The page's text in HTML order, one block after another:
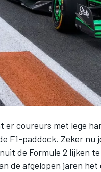
DTM
er coureurs met lege
F1-paddock. Zeker nu
de Formule 2 lijken te
de afgelopen jaren